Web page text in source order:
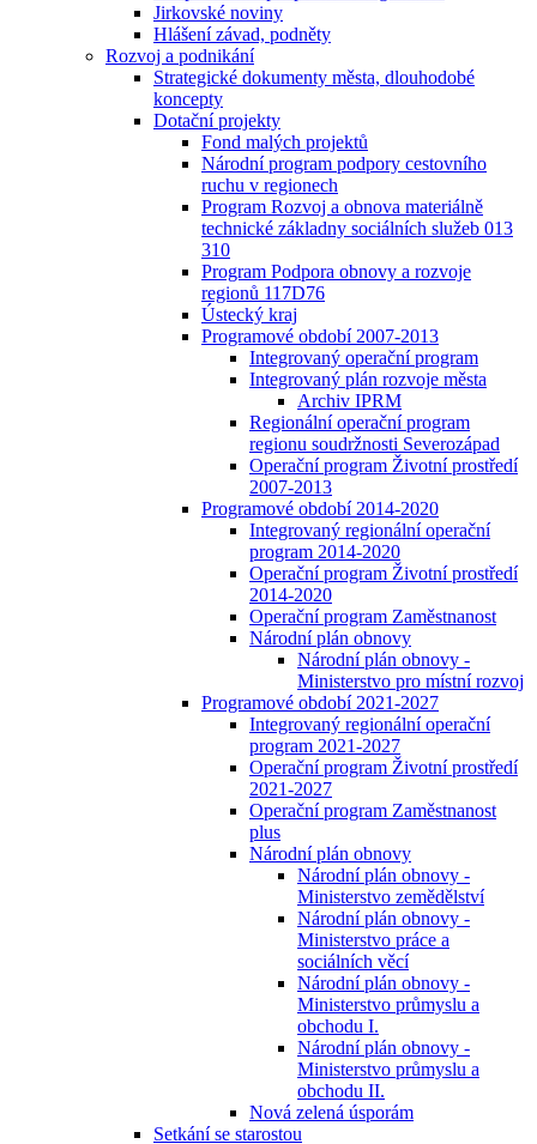
Jirkovské noviny
Hlášení závad, podněty
Rozvoj a podnikání
Strategické dokumenty města, dlouhodobé
koncepty
Dotační projekty
Fond malých projektů
Národní program podpory cestovního
ruchu v regionech
Program Rozvoj a obnova materiálně
technické základny sociálních služeb 013
310
Program Podpora obnovy a rozvoje
regionů 117D76
Ústecký kraj
Programové období 2007-2013
Integrovaný operační program
Integrovaný plán rozvoje města
Archiv IPRM
Regionální operační program
regionu soudržnosti Severozápad
Operační program Životní prostředí
2007-2013
Programové období 2014-2020
Integrovaný regionální operační
program 2014-2020
Operační program Životní prostředí
2014-2020
Operační program Zaměstnanost
Národní plán obnovy
Národní plán obnovy -
Ministerstvo pro místní rozvoj
Programové období 2021-2027
Integrovaný regionální operační
program 2021-2027
Operační program Životní prostředí
2021-2027
Operační program Zaměstnanost
plus
Národní plán obnovy
Národní plán obnovy -
Ministerstvo zemědělství
Národní plán obnovy -
Ministerstvo práce a
sociálních věcí
Národní plán obnovy -
Ministerstvo průmyslu a
obchodu I.
Národní plán obnovy -
Ministerstvo průmyslu a
obchodu II.
Nová zelená úsporám
Setkání se starostou